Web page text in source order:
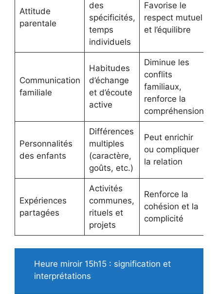
Attitude
parentale
des
spécificités,
temps
individuels
Favorise le
respect mutuel
et l’équilibre
Communication
familiale
Habitudes
d’échange
et d’écoute
active
Diminue les
conflits
familiaux,
renforce la
compréhension
Personnalités
des enfants
Différences
multiples
(caractère,
goûts, etc.)
Peut enrichir
ou compliquer
la relation
Expériences
partagées
Activités
communes,
rituels et
projets
Renforce la
cohésion et la
complicité
Heure miroir 15h15 : signification et
interprétations